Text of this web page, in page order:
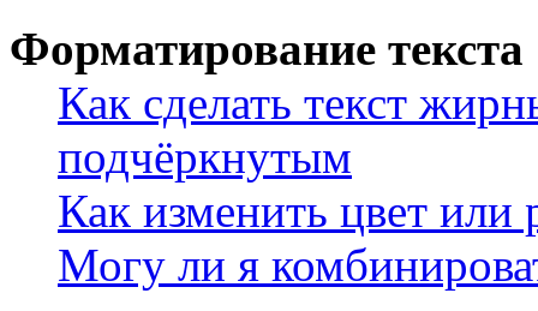
Форматирование текста
Как сделать текст
подчёркнутым
Как изменить цвет или
Могу ли я